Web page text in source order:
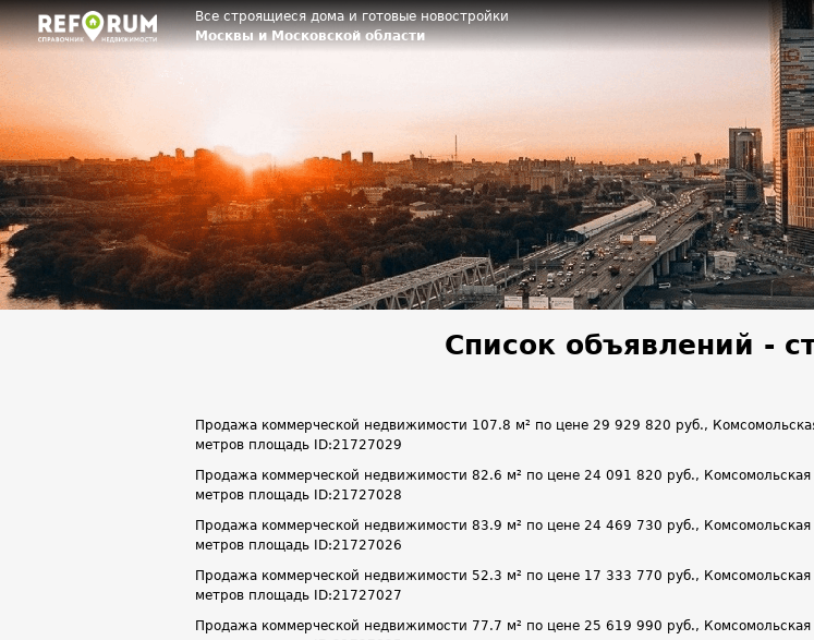
Все строящиеся дома и готовые новостройки
Москвы и Московской области
Список объявлений -
Продажа коммерческой недвижимости 107.8 м² по цене 29 929 820 руб.,
метров площадь ID:21727029
Продажа коммерческой недвижимости 82.6 м² по цене 24 091 820 руб.,
метров площадь ID:21727028
Продажа коммерческой недвижимости 83.9 м² по цене 24 469 730 руб.,
метров площадь ID:21727026
Продажа коммерческой недвижимости 52.3 м² по цене 17 333 770 руб.,
метров площадь ID:21727027
Продажа коммерческой недвижимости 77.7 м² по цене 25 619 990 руб.,